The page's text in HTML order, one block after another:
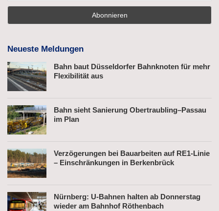
Neueste Meldungen
Bahn baut Düsseldorfer Bahnknoten für mehr
Flexibilität aus
Bahn sieht Sanierung Obertraubling–Passau
im Plan
Verzögerungen bei Bauarbeiten auf RE1-Linie
– Einschränkungen in Berkenbrück
Nürnberg: U-Bahnen halten ab Donnerstag
wieder am Bahnhof Röthenbach